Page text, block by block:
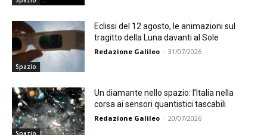
Spazio
Eclissi del 12 agosto, le animazioni sul
tragitto della Luna davanti al Sole
Redazione Galileo - 31/07/2026
Spazio
Un diamante nello spazio: l’Italia nella
corsa ai sensori quantistici tascabili
Redazione Galileo - 20/07/2026